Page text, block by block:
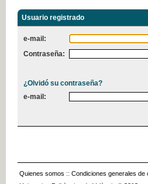
Usuario registrado
e-mail:
Contraseña:
¿Olvidó su contraseña?
e-mail:
Quienes somos :: Condiciones generales de